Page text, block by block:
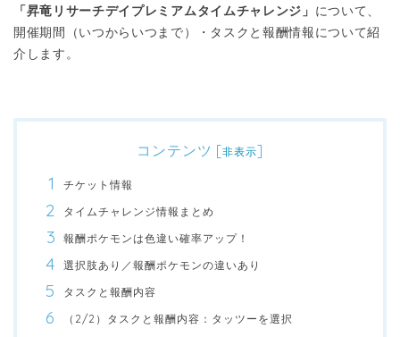
「昇竜リサーチデイプレミアムタイムチャレンジ」 について、
開催期間（いつからいつまで）・タスクと報酬情報について紹
介します。
コンテンツ [非表示]
チケット情報
タイムチャレンジ情報まとめ
報酬ポケモンは色違い確率アップ！
選択肢あり／報酬ポケモンの違いあり
タスクと報酬内容
（2/2）タスクと報酬内容：タッツーを選択